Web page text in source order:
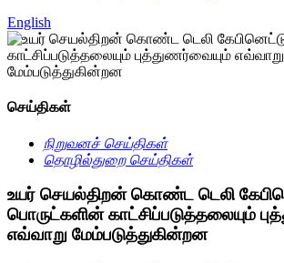
English
செய்திகள்
நிறுவனச் செய்திகள்
தொழில்துறை செய்திகள்
உயர் செயல்திறன் கொண்ட டெலி
பொருட்களின் காட்சிப்படுத்தலையும்
எவ்வாறு மேம்படுத்துகின்றன